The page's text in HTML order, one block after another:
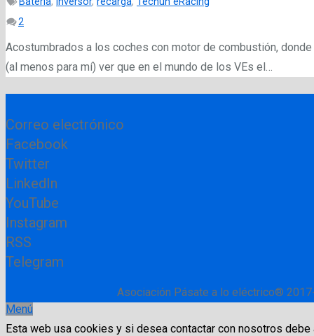
2
Acostumbrados a los coches con motor de combustión,
(al menos para mí) ver que en el mundo de los VEs el…
Correo electrónico
Facebook
Twitter
LinkedIn
YouTube
Instagram
RSS
Telegram
Asociación Pásate a lo eléctrico®
Menú
Esta web usa cookies y si desea contactar con nosotros